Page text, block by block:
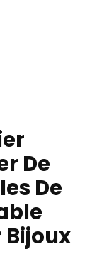
De
De
Bijoux